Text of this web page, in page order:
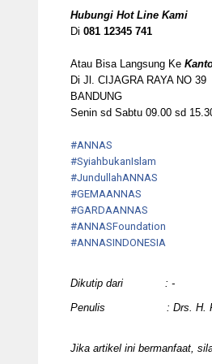
Hubungi Hot Line Kami
Di 081 12345 741
Atau Bisa Langsung Ke
Di Jl. CIJAGRA RAYA NO 39
BANDUNG
Senin sd Sabtu 09.00 sd
#ANNAS
#SyiahbukanIslam
#JundullahANNAS
#GEMAANNAS
#GARDAANNAS
#ANNASFoundation
#ANNASINDONESIA
Dikutip dari : -
Penulis : Drs. H.
Jika artikel ini bermanfaat,